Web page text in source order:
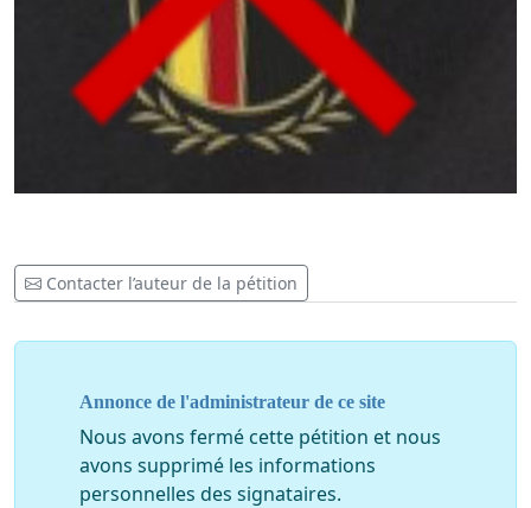
Contacter l’auteur de la pétition
Annonce de l'administrateur de ce site
Nous avons fermé cette pétition et nous
avons supprimé les informations
personnelles des signataires.